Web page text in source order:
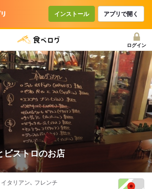
インストール アプリで開く
ログイン
ビストロのお店
タリアン､ フレンチ